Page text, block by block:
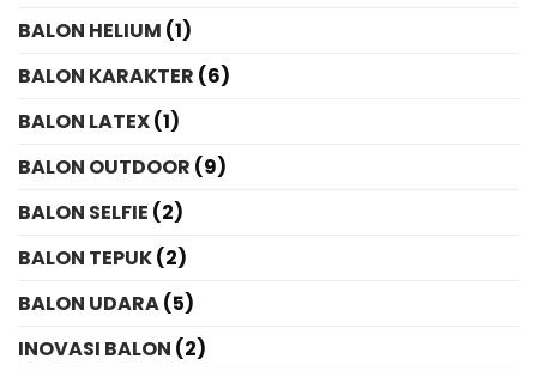
BALON HELIUM (1)
BALON KARAKTER (6)
BALON LATEX(1)
BALON OUTDOOR (9)
BALON SELFIE (2)
BALON TEPUK(2)
BALON UDARA(5)
INOVASI BALON (2)